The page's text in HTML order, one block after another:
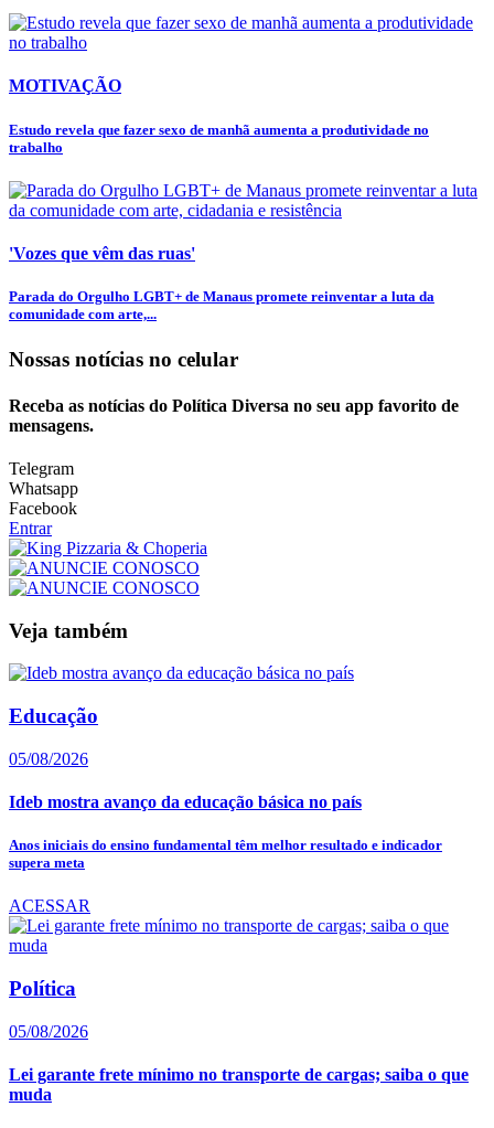
MOTIVAÇÃO
Estudo revela que fazer sexo de manhã aumenta a produtividade no
trabalho
'Vozes que vêm das ruas'
Parada do Orgulho LGBT+ de Manaus promete reinventar a luta da
comunidade com arte,...
Nossas notícias no celular
Receba as notícias do Política Diversa no seu app favorito de
mensagens.
Telegram
Whatsapp
Facebook
Entrar
Veja também
Educação
05/08/2026
Ideb mostra avanço da educação básica no país
Anos iniciais do ensino fundamental têm melhor resultado e indicador
supera meta
ACESSAR
Política
05/08/2026
Lei garante frete mínimo no transporte de cargas; saiba o que
muda